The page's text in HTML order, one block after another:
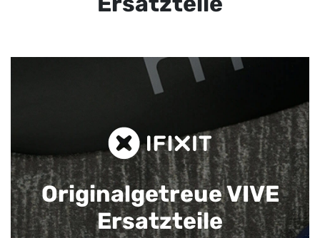
Originalgetreue VIVE
Ersatzteile